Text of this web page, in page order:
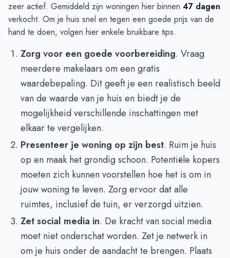
zeer actief. Gemiddeld zijn woningen hier binnen 47 dagen
verkocht. Om je huis snel en tegen een goede prijs van de
hand te doen, volgen hier enkele bruikbare tips.
Zorg voor een goede voorbereiding. Vraag
meerdere makelaars om een gratis
waardebepaling. Dit geeft je een realistisch beeld
van de waarde van je huis en biedt je de
mogelijkheid verschillende inschattingen met
elkaar te vergelijken.
Presenteer je woning op zijn best. Ruim je huis
op en maak het grondig schoon. Potentiële kopers
moeten zich kunnen voorstellen hoe het is om in
jouw woning te leven. Zorg ervoor dat alle
ruimtes, inclusief de tuin, er verzorgd uitzien.
Zet social media in. De kracht van social media
moet niet onderschat worden. Zet je netwerk in
om je huis onder de aandacht te brengen. Plaats